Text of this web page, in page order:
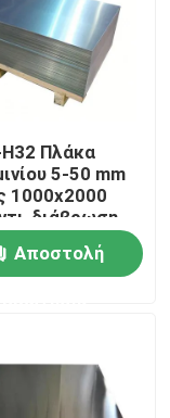
Πλάκα
5-50 mm
1000x2000
διάβρωση
Αποστολή